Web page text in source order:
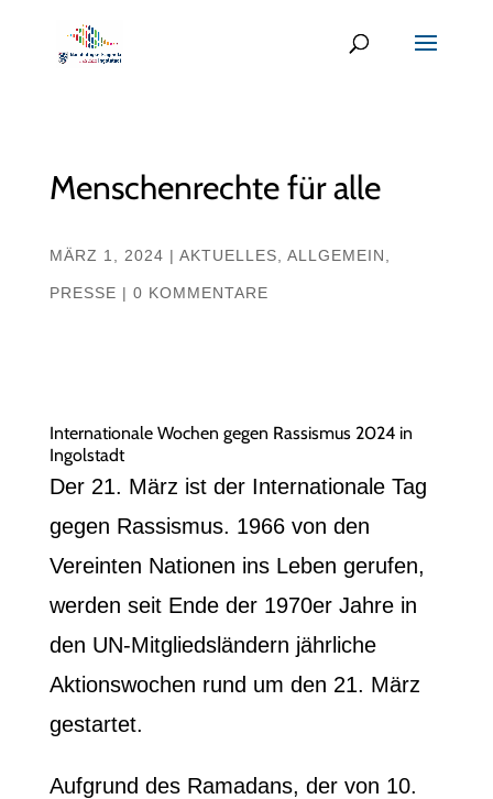
Menschenrechte für alle
MÄRZ 1, 2024 | AKTUELLES ALLGEMEIN
PRESSE | 0 KOMMENTARE
Internationale Wochen gegen Rassismus 2024 in
Ingolstadt
Der 21. März ist der Internationale Tag
gegen Rassismus. 1966 von den
Vereinten Nationen ins Leben gerufen,
werden seit Ende der 1970er Jahre in
den UN-Mitgliedsländern jährliche
Aktionswochen rund um den 21. März
gestartet.
Aufgrund des Ramadans, der von 10.